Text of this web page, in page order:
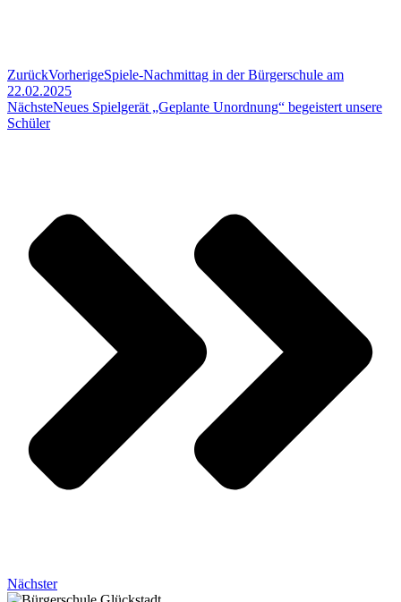
ZurückVorherigeSpiele-Nachmittag in der Bürgerschule am
22.02.2025
NächsteNeues Spielgerät „Geplante Unordnung“ begeistert unsere
Schüler
Nächster